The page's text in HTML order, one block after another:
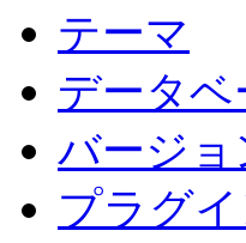
テーマ
データベ
バージ
プラグ